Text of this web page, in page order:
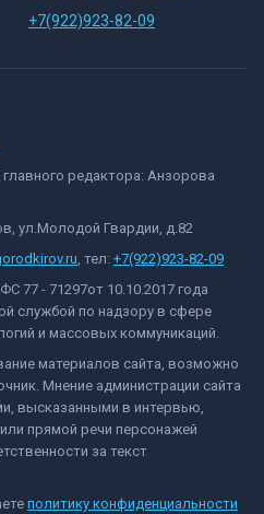
+7(922)923-82-09
редактора: Анзорова
ул.Молодой Гвардии, д.82
, тел: +7(922)923-82-09
77 - 71297от 10.10.2017 года
службой по надзору в сфере
и массовых коммуникаций.
материалов сайта, возможно
Мнение администрации сайта
высказанными в интервью,
прямой речи персонажей
за текст
политику конфиденциальности